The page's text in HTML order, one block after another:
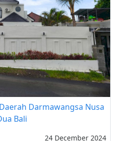
Darmawangsa Nusa
Bali
24 December 2024